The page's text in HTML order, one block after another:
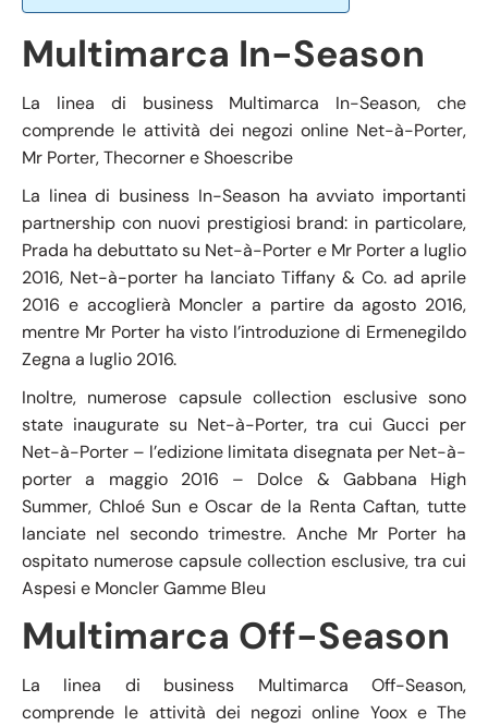
Multimarca In-Season
La linea di business Multimarca In-Season, che
comprende le attività dei negozi online Net-à-Porter,
Mr Porter, Thecorner e Shoescribe
La linea di business In-Season ha avviato importanti
partnership con nuovi prestigiosi brand: in particolare,
Prada ha debuttato su Net-à-Porter e Mr Porter a luglio
2016, Net-à-porter ha lanciato Tiffany & Co. ad aprile
2016 e accoglierà Moncler a partire da agosto 2016,
mentre Mr Porter ha visto l’introduzione di Ermenegildo
Zegna a luglio 2016.
Inoltre, numerose capsule collection esclusive sono
state inaugurate su Net-à-Porter, tra cui Gucci per
Net-à-Porter – l’edizione limitata disegnata per Net-à-
porter a maggio 2016 – Dolce & Gabbana High
Summer, Chloé Sun e Oscar de la Renta Caftan, tutte
lanciate nel secondo trimestre. Anche Mr Porter ha
ospitato numerose capsule collection esclusive, tra cui
Aspesi e Moncler Gamme Bleu
Multimarca Off-Season
La linea di business Multimarca Off-Season,
comprende le attività dei negozi online Yoox e The